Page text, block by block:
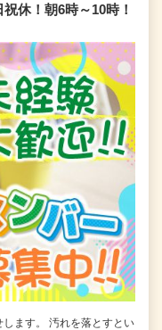
休！朝6時～10時！
ます。 汚れを落とすとい